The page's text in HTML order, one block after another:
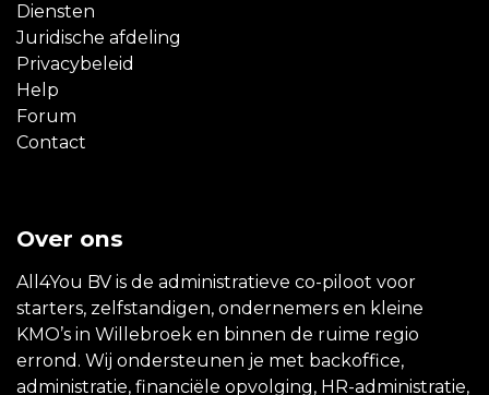
Diensten
Juridische afdeling
Privacybeleid
Help
Forum
Contact
Over ons
All4You BV is de administratieve co-piloot voor
starters, zelfstandigen, ondernemers en kleine
KMO’s in Willebroek en binnen de ruime regio
errond. Wij ondersteunen je met backoffice,
administratie, financiële opvolging, HR-administratie,